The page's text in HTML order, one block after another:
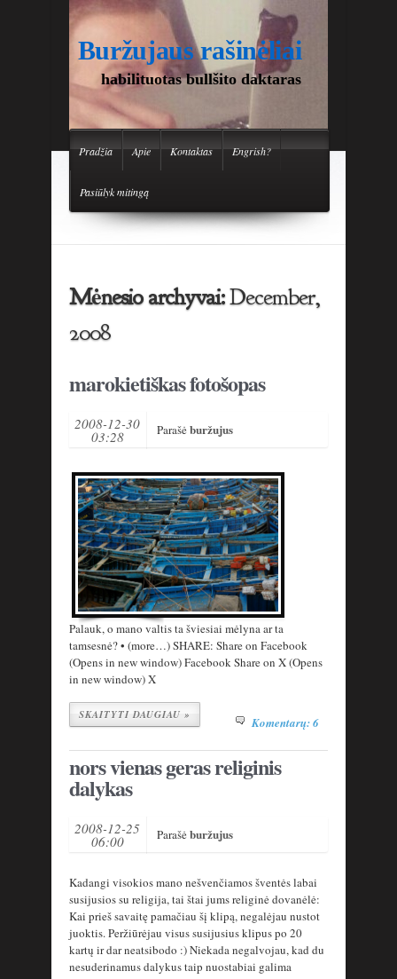
Buržujaus rašinėliai
habilituotas bullšito daktaras
Pradžia Apie Kontaktas Engrish?
Pasiūlyk mitingą
Mėnesio archyvai:December,
2008
marokietiškas fotošopas
2008-12-30
03:28 Parašėburžujus
Palauk, o mano valtis ta šviesiai mėlyna ar ta
tamsesnė? • (more…) SHARE: Share on Facebook
(Opens in new window) Facebook Share on X (Opens
in new window) X
SKAITYTI DAUGIAU » Komentarų: 6
nors vienas geras religinis
dalykas
2008-12-25
06:00 Parašėburžujus
Kadangi visokios mano nešvenčiamos šventės labai
susijusios su religija, tai štai jums religinė dovanėlė:
Kai prieš savaitę pamačiau šį klipą, negalėjau nustot
juoktis. Peržiūrėjau visus susijusius klipus po 20
kartų ir dar neatsibodo :) Niekada negalvojau, kad du
nesuderinamus dalykus taip nuostabiai galima